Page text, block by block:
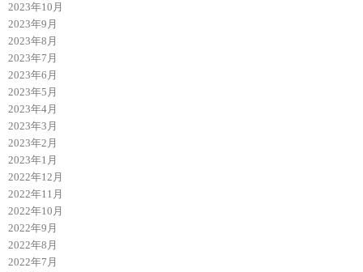
2023年10月
2023年9月
2023年8月
2023年7月
2023年6月
2023年5月
2023年4月
2023年3月
2023年2月
2023年1月
2022年12月
2022年11月
2022年10月
2022年9月
2022年8月
2022年7月